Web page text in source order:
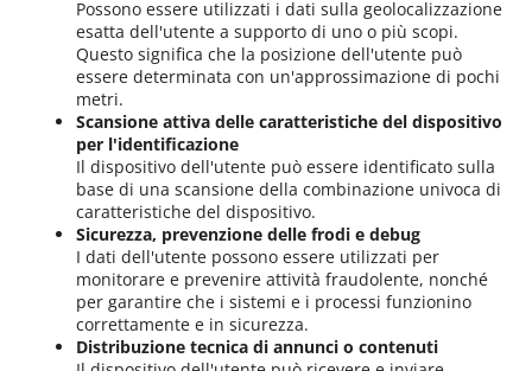
Possono essere utilizzati i dati sulla geolocalizzazione
esatta dell'utente a supporto di uno o più scopi.
Questo significa che la posizione dell'utente può
essere determinata con un'approssimazione di pochi
metri.
Scansione attiva delle caratteristiche del dispositivo
per l'identificazione
Il dispositivo dell'utente può essere identificato sulla
base di una scansione della combinazione univoca di
caratteristiche del dispositivo.
Sicurezza, prevenzione delle frodi e debug
I dati dell'utente possono essere utilizzati per
monitorare e prevenire attività fraudolente, nonché
per garantire che i sistemi e i processi funzionino
correttamente e in sicurezza.
Distribuzione tecnica di annunci o contenuti